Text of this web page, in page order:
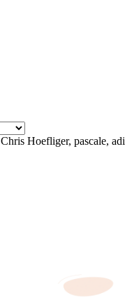
Chris Hoefliger, pascale,